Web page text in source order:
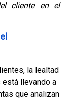
cliente en el
la lealtad
llevando a
que analizan